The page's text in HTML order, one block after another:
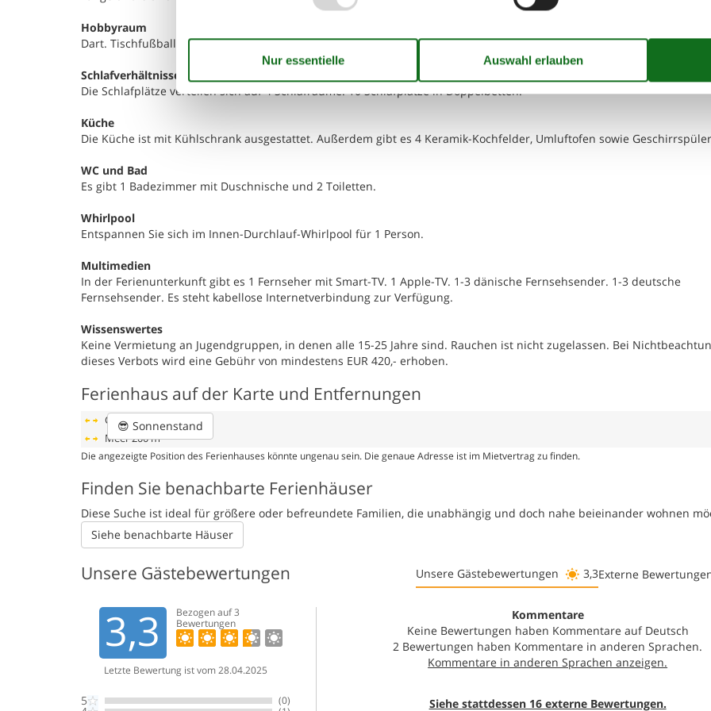
Hobbyraum
Dart. Tischfußball.
Schlafverhältnisse
Die Schlafplätze verteilen sich auf 4 Schlafräume. 10 Schlafplätze in Doppelbetten.
Küche
Die Küche ist mit Kühlschrank ausgestattet. Außerdem gibt es 4 Keramik-Kochfelder, Umluftofen sowie
WC und Bad
Es gibt 1 Badezimmer mit Duschnische und 2 Toiletten.
Whirlpool
Entspannen Sie sich im Innen-Durchlauf-Whirlpool für 1 Person.
Multimedien
In der Ferienunterkunft gibt es 1 Fernseher mit Smart-TV. 1 Apple-TV. 1-3 dänische Fernsehsender. 1-3 deutsche
Fernsehsender. Es steht kabellose Internetverbindung zur Verfügung.
Wissenswertes
Keine Vermietung an Jugendgruppen, in denen alle 15-25 Jahre sind. Rauchen ist nicht zugelassen. Bei
dieses Verbots wird eine Gebühr von mindestens EUR 420,- erhoben.
Ferienhaus auf der Karte und Entfernungen
Geschäft
Meer200 m
😎 Sonnenstand
Die angezeigte Position des Ferienhauses könnte ungenau sein. Die genaue Adresse ist im Mietvertrag zu finden.
Finden Sie benachbarte Ferienhäuser
Diese Suche ist ideal für größere oder befreundete Familien, die unabhängig und doch nahe beieinander wohnen
Siehe benachbarte Häuser
Unsere Gästebewertungen Unsere Gästebewertungen 3,3Externe
3,3 Bezogen auf3
Bewertungen
Letzte Bewertung ist vom 28.04.2025
5 (0)
Kommentare
Keine Bewertungen haben Kommentare auf Deutsch
2 Bewertungen haben Kommentare in anderen Sprachen.
Siehe stattdessen 16 externe Bewertungen.